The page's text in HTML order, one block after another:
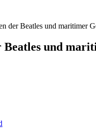
der Beatles und maritimer
und